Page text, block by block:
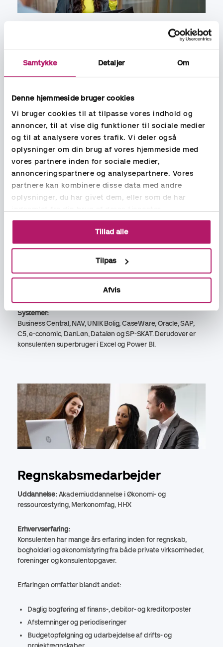
Samtykke Detaljer Om
Denne hjemmeside bruger cookies
Vi bruger cookies til at tilpasse vores indhold og
annoncer, til at vise dig funktioner til sociale medier
og til at analysere vores trafik. Vi deler også
oplysninger om din brug af vores hjemmeside med
vores partnere inden for sociale medier,
annonceringspartnere og analysepartnere. Vores
partnere kan kombinere disse data med andre
oplysninger, du har givet dem, eller som de har
indsamlet fra din brug af deres tjenester.
Tillad alle
Tilpas
Afvis
Uddannelse: Finansøkonom, HD (R) og Cand. Merc.Aud.
Konsulenten har solid erfaring inden for revision, økonomi og
regnskab. Har haft en bred kundeportefølje på tværs af
brancher, bestående af virksomheder i regnskabsklasse A til
C (mellem). Konsulenten har med baggrund i revision erfaring
med udarbejdelse af årsrapporter og koncernregnskaber
inkl. konsolidering af danske og udenlandske datterselskaber,
skatteberegning og selvangivelse.
Konsulenten har erfaring med transfer pricing,
kontroller og forretningsgange, assistance med
omstruktureringer som bl.a. virksomhedsomdannelse,
kapitaludvidelse, likvidation, fusion og spaltning af
virksomheder, samt budgettering, forecast,
projektopfølgning, bogføring, lønadministration og løbende
Konsulentens modersprog er dansk og taler flydende
Systemer:
Business Central, NAV, UNIK Bolig, CaseWare, Oracle, SAP,
C5, e-conomic, DanLøn, Dataløn og SP-SKAT. Derudover er
konsulenten superbruger i Excel og Power BI.
Regnskabsmedarbejder
Uddannelse:Akademiuddannelse i Økonomi- og
ressourcestyring, Merkonomfag, HHX
Erhvervserfaring:
Konsulenten har mange års erfaring inden for regnskab,
bogholderi og økonomistyring fra både private virksomheder,
foreninger og konsulentopgaver.
Erfaringen omfatter blandt andet:
Daglig bogføring af finans-, debitor- og kreditorposter
Afstemninger og periodiseringer
Budgetopfølgning og udarbejdelse af drifts- og